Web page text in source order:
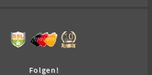
Folgen!